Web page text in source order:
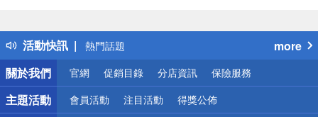
活動快訊
得獎公告
熱門話題
銀行優惠
偏遠地區配送
詐騙網頁！請小心！
more
關於我們
官網 促銷目錄 分店資訊 保險服務
主題活動 會員活動 注目活動 得獎公佈